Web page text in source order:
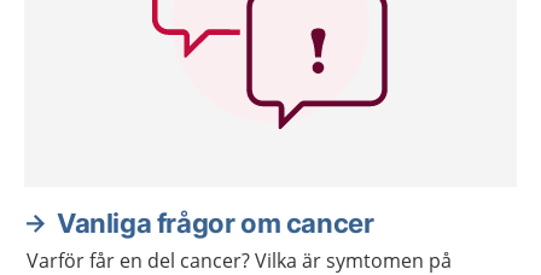
Vanliga frågor om cancer
Varför får en del cancer? Vilka är symtomen på